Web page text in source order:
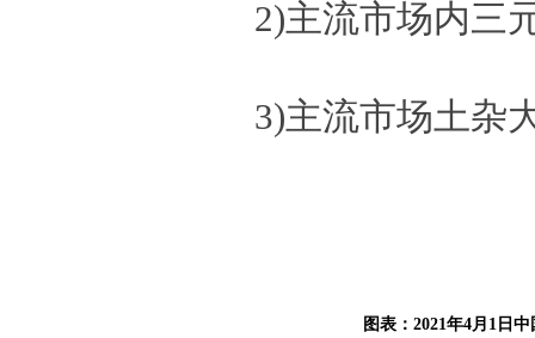
2)主流市场内三
3)主流市场土杂
图表：2021年4月1日中